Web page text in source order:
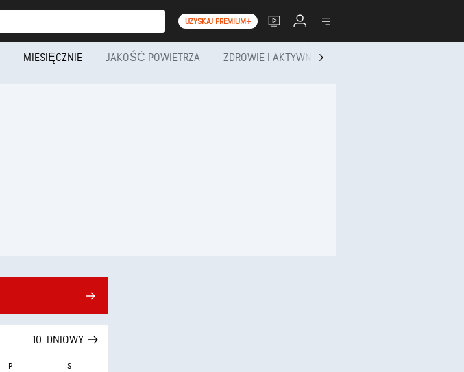
UZYSKAJ PREMIUM+
MIESIĘCZNIE JAKOŚĆ POWIETRZA ZDROWIE I AKTYWNOŚĆ
10-DNIOWY
P S